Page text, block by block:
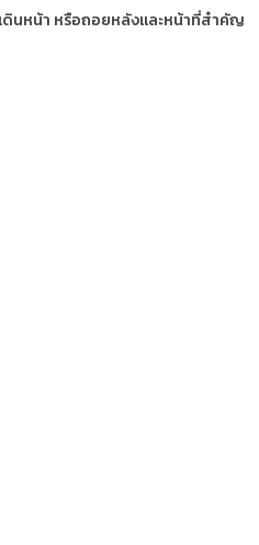
ดินหน้า หรือถอยหลังและหน้าที่สำคัญ